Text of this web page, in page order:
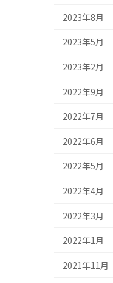
2023年8月
2023年5月
2023年2月
2022年9月
2022年7月
2022年6月
2022年5月
2022年4月
2022年3月
2022年1月
2021年11月